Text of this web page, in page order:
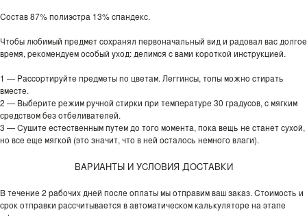
Состав 87% полиэстра 13% спандекс.
Чтобы любимый предмет сохранял первоначальный вид и радовал вас долгое
время, рекомендуем особый уход: делимся с вами короткой инструкцией.
1 — Рассортируйте предметы по цветам. Леггинсы, топы можно стирать
вместе.
2 — Выберите режим ручной стирки при температуре 30 градусов, с мягким
средством без отбеливателей.
3 — Сушите естественным путем до того момента, пока вещь не станет сухой,
но все еще мягкой (это значит, что в ней осталось немного влаги).
ВАРИАНТЫ И УСЛОВИЯ ДОСТАВКИ
В течение 2 рабочих дней после оплаты мы отправим ваш заказ. Стоимость и
срок отправки рассчитывается в автоматическом калькуляторе на этапе